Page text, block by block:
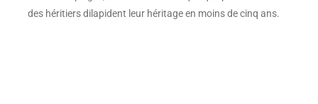
des héritiers dilapident leur héritage en moins de cinq ans.